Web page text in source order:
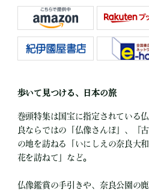
歩いて見つける、日本の旅
巻頭特集は国宝に指定されている
良ならではの「仏像さんぽ」、『
の地を訪ねる「いにしえの奈良大
花を訪ねて」など。
仏像鑑賞の手引きや、奈良公園の